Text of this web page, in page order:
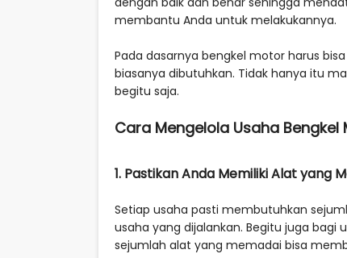
membantu Anda untuk melakukannya.
Pada dasarnya bengkel motor harus
biasanya dibutuhkan. Tidak hanya itu
begitu saja.
Cara Mengelola Usaha Bengkel
1. Pastikan Anda Memiliki Alat yang
Setiap usaha pasti membutuhkan
usaha yang dijalankan. Begitu juga bagi
sejumlah alat yang memadai bisa